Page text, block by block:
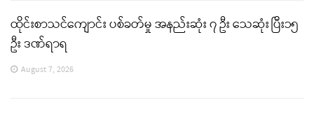
ထိုင်းစာသင်ကျောင်း ပစ်ခတ်မှု အနည်းဆုံး ၇ ဦး သေဆုံး ပြီး၁၅
ဦး ဒဏ်ရာရ
August 7, 2026